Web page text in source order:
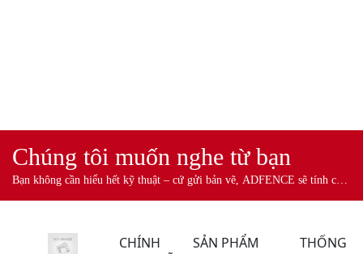
ĐÁ |
SANG
TRỌNG &
KIÊN CỐ
PHÁO
Chúng tôi muốn nghe từ bạn
Bạn không cần hiểu hết kỹ thuật – cứ gửi bản vẽ, ADFENCE sẽ tính cho
CHÍNH
SẢN PHẨM
THỐNG